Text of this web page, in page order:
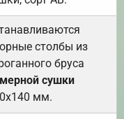
столбы из
бруса
сушки
мм.